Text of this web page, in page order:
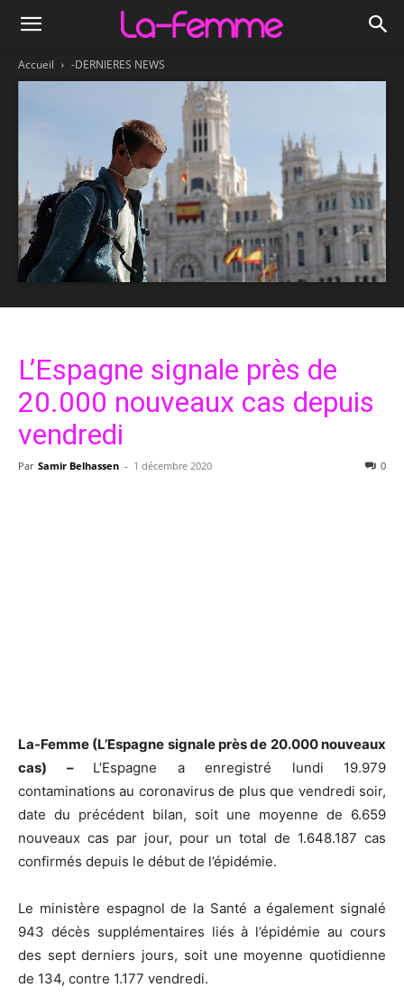
Accueil -DERNIERES NEWS
L’Espagne signale près de
20.000 nouveaux cas depuis
vendredi
Par Samir Belhassen - 1 décembre 2020 0
La-Femme (L’Espagne signale près de 20.000 nouveaux
cas) – L’Espagne a enregistré lundi 19.979
contaminations au coronavirus de plus que vendredi soir,
date du précédent bilan, soit une moyenne de 6.659
nouveaux cas par jour, pour un total de 1.648.187 cas
confirmés depuis le début de l’épidémie.
Le ministère espagnol de la Santé a également signalé
943 décès supplémentaires liés à l’épidémie au cours
des sept derniers jours, soit une moyenne quotidienne
de 134, contre 1.177 vendredi.